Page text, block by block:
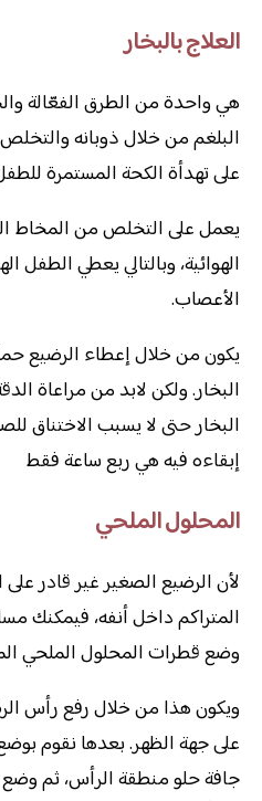
العلاج بالبخار
هي واحدة من الطرق الفعّالة
البلغم من خلال ذوبانه
على تهدأة الكحة المستمرة
يعمل على التخلص من المخاط
الهوائية، وبالتالي يعطي الطفل
الأعصاب.
يكون من خلال إعطاء الرضيع
البخار. ولكن لابد من مراعاة
البخار حتى لا يسبب الاختناق
إبقاءه فيه هي ربع ساعة فقط
المحلول الملحي
لأن الرضيع الصغير غير قادر
المتراكم داخل أنفه، فيمكنك
وضع قطرات المحلول الملحي
ويكون هذا من خلال رفع رأس
على جهة الظهر. بعدها نقوم
جافة حلو منطقة الرأس، ثم وضع